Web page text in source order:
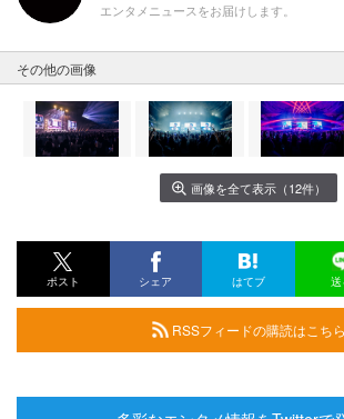
エンタメニュースをお届けします。
その他の画像
画像を全て表示（12件）
ポスト シェア はてブ 送
RSSフィードの購読はこちら